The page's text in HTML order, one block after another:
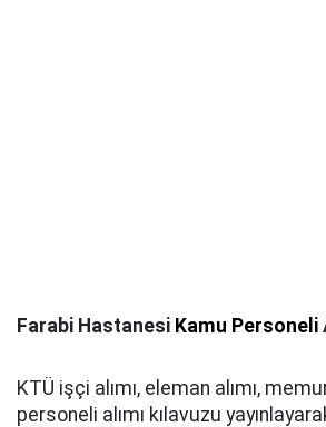
Farabi Hastanesi Kamu Personeli
KTÜ işçi alımı, eleman alımı,
personeli alımı kılavuzu